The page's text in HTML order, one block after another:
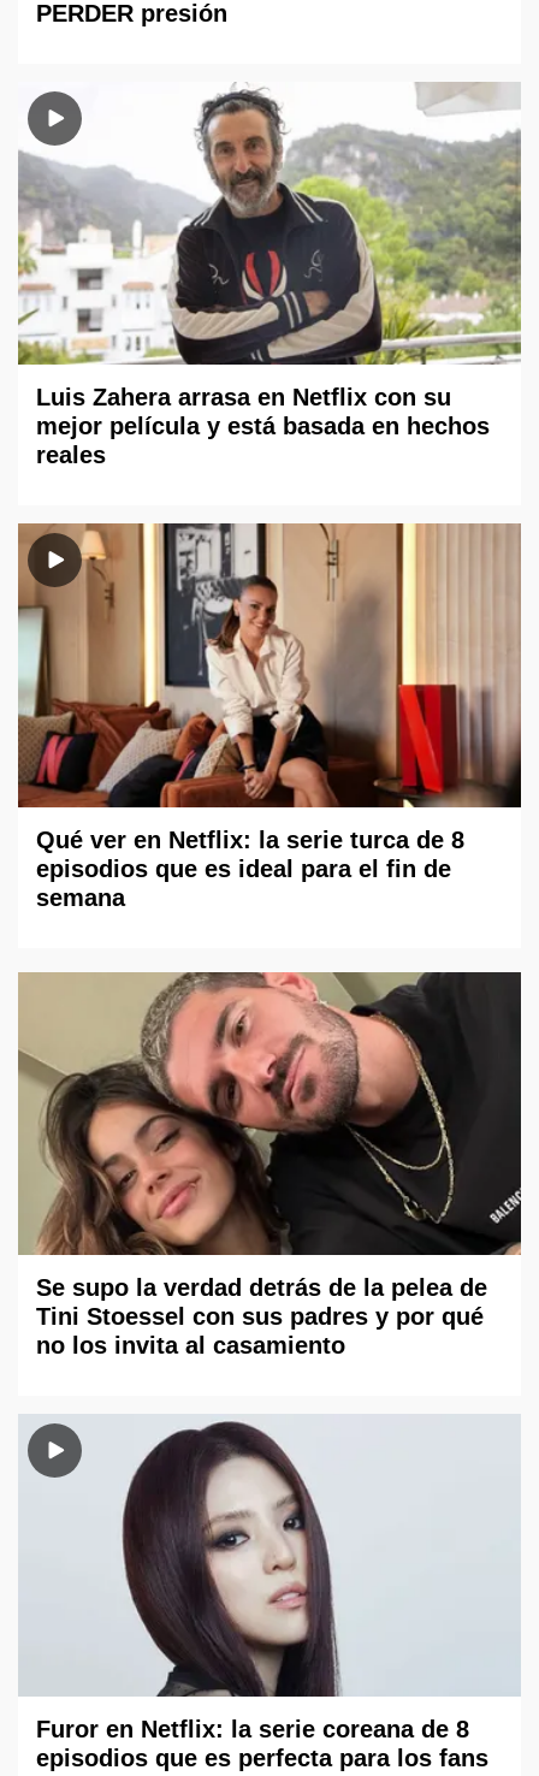
PERDER presión
Luis Zahera arrasa en Netflix con su
mejor película y está basada en hechos
reales
Qué ver en Netflix: la serie turca de 8
episodios que es ideal para el fin de
semana
Se supo la verdad detrás de la pelea de
Tini Stoessel con sus padres y por qué
no los invita al casamiento
Furor en Netflix: la serie coreana de 8
episodios que es perfecta para los fans